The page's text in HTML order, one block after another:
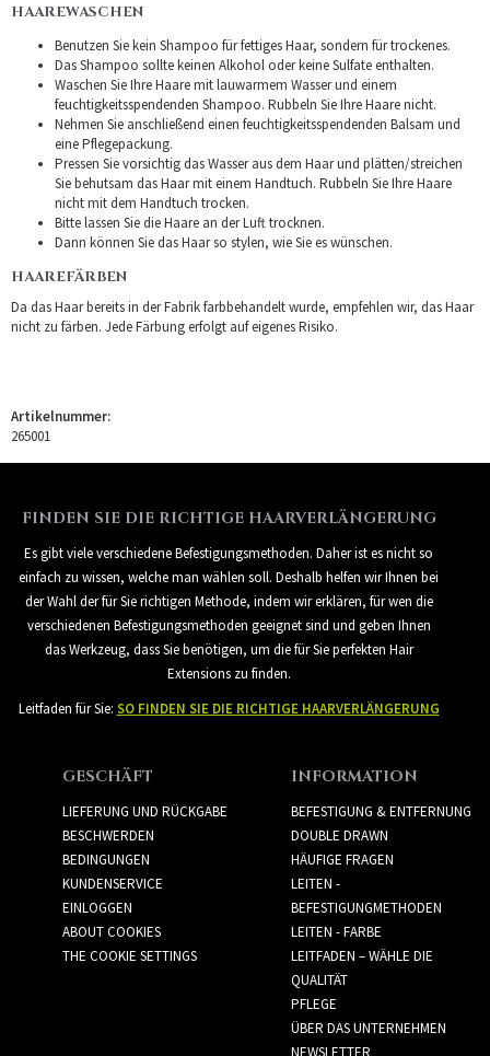
HAAREWASCHEN
Benutzen Sie kein Shampoo für fettiges Haar, sondern für trockenes.
Das Shampoo sollte keinen Alkohol oder keine Sulfate enthalten.
Waschen Sie Ihre Haare mit lauwarmem Wasser und einem
feuchtigkeitsspendenden Shampoo. Rubbeln Sie Ihre Haare nicht.
Nehmen Sie anschließend einen feuchtigkeitsspendenden Balsam und
eine Pflegepackung.
Pressen Sie vorsichtig das Wasser aus dem Haar und plätten/streichen
Sie behutsam das Haar mit einem Handtuch. Rubbeln Sie Ihre Haare
nicht mit dem Handtuch trocken.
Bitte lassen Sie die Haare an der Luft trocknen.
Dann können Sie das Haar so stylen, wie Sie es wünschen.
HAAREFÄRBEN
Da das Haar bereits in der Fabrik farbbehandelt wurde, empfehlen wir, das Haar
nicht zu färben. Jede Färbung erfolgt auf eigenes Risiko.
Artikelnummer:
265001
FINDEN SIE DIE RICHTIGE HAARVERLÄNGERUNG
Es gibt viele verschiedene Befestigungsmethoden. Daher ist es nicht so
einfach zu wissen, welche man wählen soll. Deshalb helfen wir Ihnen bei
der Wahl der für Sie richtigen Methode, indem wir erklären, für wen die
verschiedenen Befestigungsmethoden geeignet sind und geben Ihnen
das Werkzeug, dass Sie benötigen, um die für Sie perfekten Hair
Extensions zu finden.
Leitfaden für Sie: SO FINDEN SIE DIE RICHTIGE HAARVERLÄNGERUNG
GESCHÄFT
LIEFERUNG UND RÜCKGABE
BESCHWERDEN
BEDINGUNGEN
KUNDENSERVICE
EINLOGGEN
ABOUT COOKIES
THE COOKIE SETTINGS
INFORMATION
BEFESTIGUNG & ENTFERNUNG
DOUBLE DRAWN
HÄUFIGE FRAGEN
LEITEN -
BEFESTIGUNGMETHODEN
LEITEN - FARBE
LEITFADEN – WÄHLE DIE
QUALITÄT
PFLEGE
ÜBER DAS UNTERNEHMEN
NEWSLETTER